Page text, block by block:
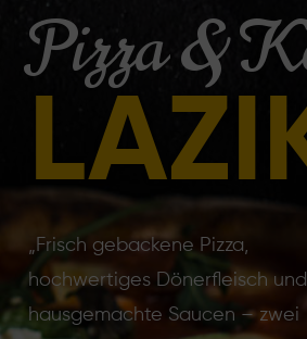
Pizza &
„Frisch gebackene Pizza,
hochwertiges Dönerfleisch und
hausgemachte Saucen – zwei